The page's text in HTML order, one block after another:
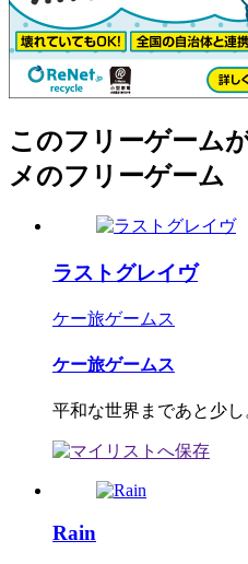
このフリーゲーム
メのフリーゲーム
ラストグレイヴ
ケー旅ゲームス
ケー旅ゲームス
平和な世界まであと少し
Rain